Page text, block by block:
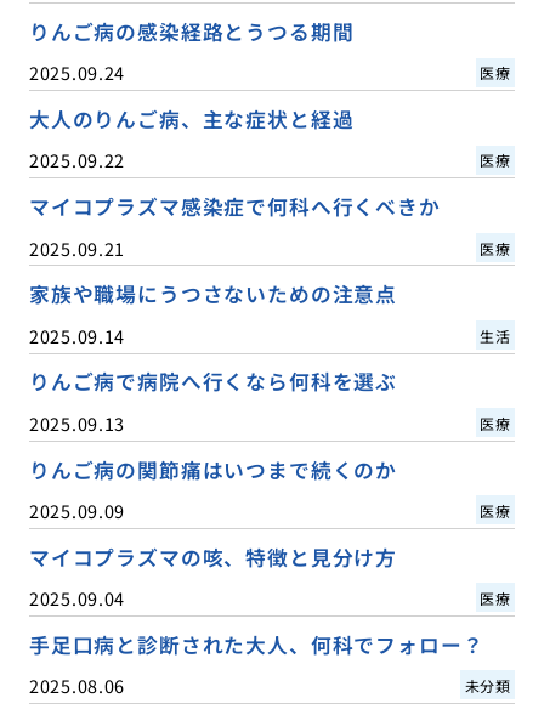
りんご病の感染経路とうつる期間
2025.09.24 医療
大人のりんご病、主な症状と経過
2025.09.22 医療
マイコプラズマ感染症で何科へ行くべきか
2025.09.21 医療
家族や職場にうつさないための注意点
2025.09.14 生活
りんご病で病院へ行くなら何科を選ぶ
2025.09.13 医療
りんご病の関節痛はいつまで続くのか
2025.09.09 医療
マイコプラズマの咳、特徴と見分け方
2025.09.04 医療
手足口病と診断された大人、何科でフォロー？
2025.08.06 未分類